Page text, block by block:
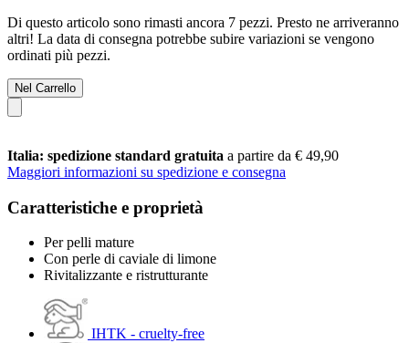
Di questo articolo sono rimasti ancora 7 pezzi. Presto ne arriveranno
altri! La data di consegna potrebbe subire variazioni se vengono
ordinati più pezzi.
Nel Carrello
Italia: spedizione standard gratuita a partire da € 49,90
Maggiori informazioni su spedizione e consegna
Caratteristiche e proprietà
Per pelli mature
Con perle di caviale di limone
Rivitalizzante e ristrutturante
IHTK - cruelty-free